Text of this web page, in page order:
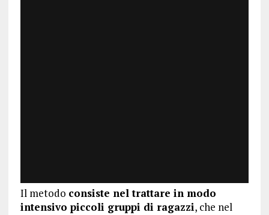
Il metodo consiste nel trattare in modo
intensivo piccoli gruppi di ragazzi, che nel